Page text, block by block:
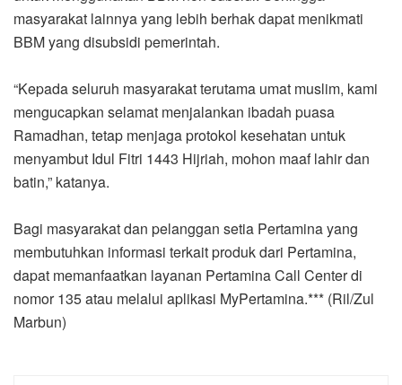
masyarakat lainnya yang lebih berhak dapat menikmati
BBM yang disubsidi pemerintah.
“Kepada seluruh masyarakat terutama umat muslim, kami
mengucapkan selamat menjalankan ibadah puasa
Ramadhan, tetap menjaga protokol kesehatan untuk
menyambut Idul Fitri 1443 Hijriah, mohon maaf lahir dan
batin,” katanya.
Bagi masyarakat dan pelanggan setia Pertamina yang
membutuhkan informasi terkait produk dari Pertamina,
dapat memanfaatkan layanan Pertamina Call Center di
nomor 135 atau melalui aplikasi MyPertamina.*** (Ril/Zul
Marbun)